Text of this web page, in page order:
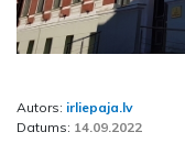
Autors: irliepaja.lv
Datums: 14.09.2022